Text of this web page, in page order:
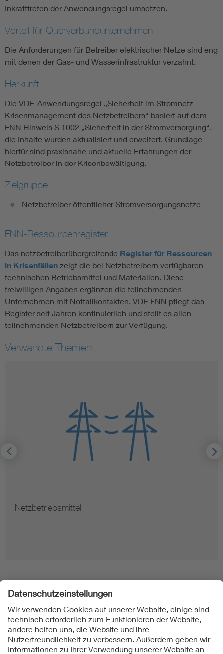
Inkrafttreten der Anwendungsregel umsetzen.
Vorteil für Querverbundunternehmen
Die Anforderungen für Betreiber elektrischer Netze sind eng
mit denen der Gas- und Wasserinfrastruktur verzahnt.
Herkunft
Die VDE-Anwendungsregel „Sicherheit im Stromnetz –
Krisenmanagement des Netzbetreibers“ basiert auf dem
FNN Hinweis S 1002 „Sicherheit in der Stromversorgung“,
die Inhalte wurden aktualisiert und erweitert. Grundlage
hierfür sind praxisnahe und aktuelle Erfahrungen der
Netzbetreiber in der Krisenbewältigung.
Zielgruppe
Netzbetreiber öffentlicher Stromversorgungsnetze
FNN-Ressourcenregister
Das netzbetreiberübergreifende Register für Ressourcen
in Krisenfällen zeigt die bei Netzbetreibern verfügbaren
technischen Betriebsmittel und Materialien. Diese
freiwilligen Angaben ergänzen die teilnehmenden
Unternehmen mit Notfallkontakten. VDE FNN pflegt das
Register seit Jahren kontinuierlich und stellt es allen
teilnehmenden Netzbetreibern zur Verfügung.
Verwandte Themen
Netzbetriebsmittel
Folgen Sie uns